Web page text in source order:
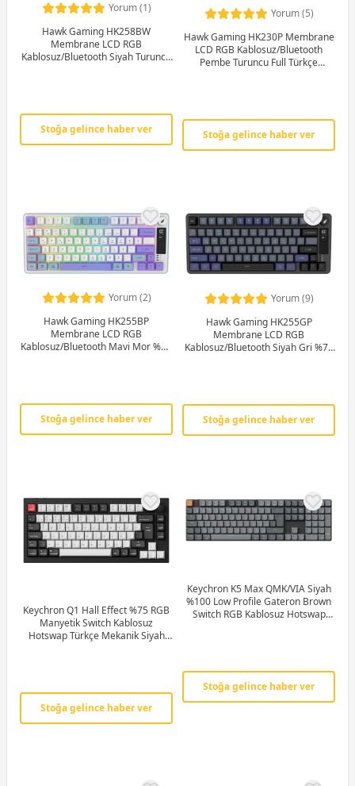
Yorum (1)
Hawk Gaming HK258BW
Membrane LCD RGB
Kablosuz/Bluetooth Siyah Turuncu
Stoğa gelince haber ver
Yorum (5)
Hawk Gaming HK230P Membrane
LCD RGB Kablosuz/Bluetooth
Pembe Turuncu Full Türkçe
Stoğa gelince haber ver
Yorum (2)
Hawk Gaming HK255BP
Membrane LCD RGB
Kablosuz/Bluetooth Mavi Mor %75
Stoğa gelince haber ver
Yorum (9)
Hawk Gaming HK255GP
Membrane LCD RGB
Kablosuz/Bluetooth Siyah Gri %75
Stoğa gelince haber ver
Keychron Q1 Hall Effect %75 RGB
Manyetik Switch Kablosuz
Hotswap Türkçe Mekanik Siyah
Stoğa gelince haber ver
Keychron K5 Max QMK/VIA Siyah
%100 Low Profile Gateron Brown
Switch RGB Kablosuz Hotswap
Stoğa gelince haber ver